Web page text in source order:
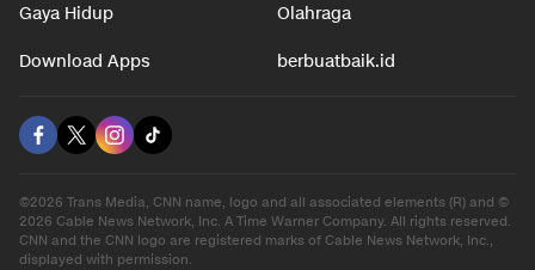
Gaya Hidup Olahraga
Download Apps berbuatbaik.id
©2026 Trans Media, CNN name, logo and all associated elements (R) and ©
2026 Cable News Network, Inc. A Time Warner Company. All rights reserved.
CNN and the CNN logo are registered marks of Cable News Network, Inc.,
displayed with permission.